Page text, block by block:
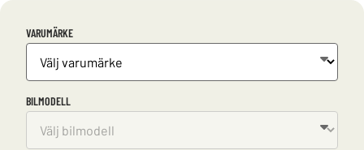
VARUMÄRKE
BILMODELL